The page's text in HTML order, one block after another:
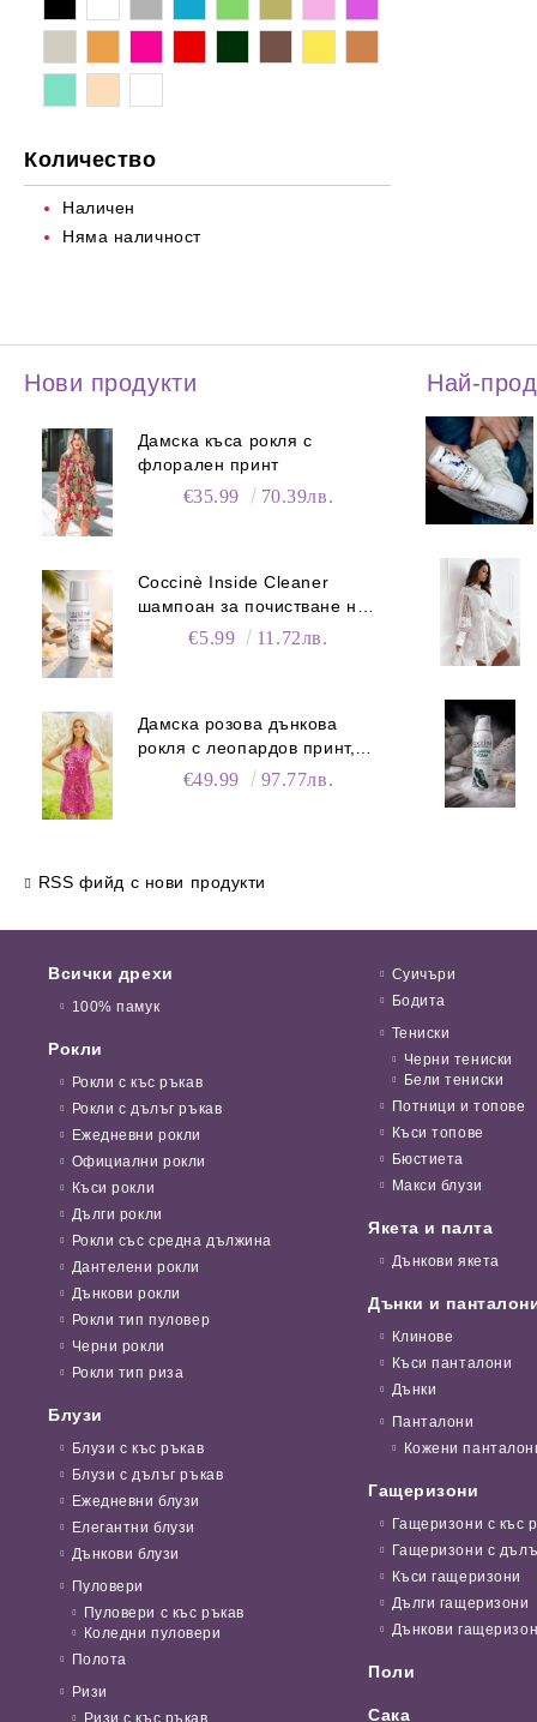
Количество
Наличен
Няма наличност
Нови продукти
Дамска къса рокля с
флорален принт
€35.99 70.39лв.
Coccinè Inside Cleaner
шампоан за почистване на
сандали, 75 ml
€5.99 11.72лв.
Дамска розова дънкова
рокля с леопардов принт,
100% памук
€49.99 97.77лв.
RSS фийд с нови продукти
Най-
Всички дрехи
100% памук
Рокли
Рокли с къс ръкав
Рокли с дълъг ръкав
Ежедневни рокли
Официални рокли
Къси рокли
Дълги рокли
Рокли със средна дължина
Дантелени рокли
Дънкови рокли
Рокли тип пуловер
Черни рокли
Рокли тип риза
Блузи
Блузи с къс ръкав
Блузи с дълъг ръкав
Ежедневни блузи
Елегантни блузи
Дънкови блузи
Пуловери
Пуловери с къс ръкав
Коледни пуловери
Полота
Ризи
Ризи с къс ръкав
Суичъри
Бодита
Тениски
Черни тениски
Бели тениски
Потници и топове
Къси топове
Бюстиета
Макси блузи
Якета и палта
Дънкови якета
Дънки и
Клинове
Къси панталони
Дънки
Панталони
Кожени
Гащеризони
Гащеризони с къс
Гащеризони с
Къси гащеризони
Дълги гащеризони
Дънкови
Поли
Сака